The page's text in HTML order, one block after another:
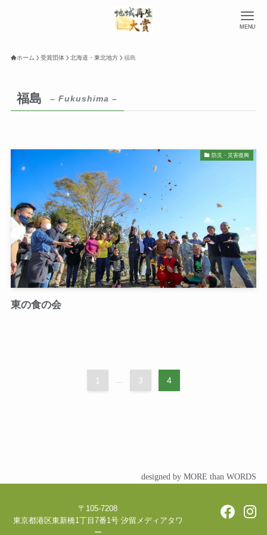
MENU
ホーム 受賞団体 北海道・東北地方 福島
福島 – Fukushima –
防災・災害復興
東の食の会
1 ... 3 4
designed by MORE than WORDS
〒105-7208
東京都港区東新橋1丁目7番1号 汐留メディアタワ
ー